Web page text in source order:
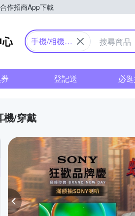
合作招商App下載
Yahoo購物中心
手機/相機/
登記送 必
機/穿戴